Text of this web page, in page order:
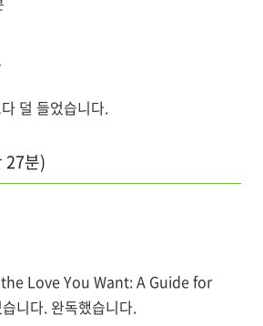
덜 들었습니다.
27분)
Love You Want: A Guide for
니다. 완독했습니다.